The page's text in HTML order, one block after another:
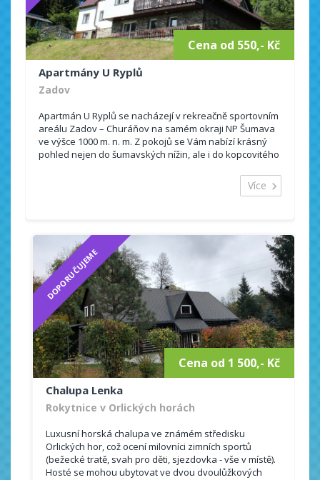
Cena od 550,- Kč
Apartmány U Ryplů
Zadov
Apartmán U Ryplů se nacházejí v rekreačně sportovním
areálu Zadov – Churáňov na samém okraji NP Šumava
ve výšce 1000 m. n. m. Z pokojů se Vám nabízí krásný
pohled nejen do šumavských nížin, ale i do kopcovitého
Více
DOPORUČUJEME
Cena od 1 500,- Kč
Chalupa Lenka
Rokytnice v Orlických horách
Luxusní horská chalupa ve známém středisku
Orlických hor, což ocení milovníci zimních sportů
(bežecké tratě, svah pro děti, sjezdovka - vše v místě).
Hosté se mohou ubytovat ve dvou dvoulůžkových